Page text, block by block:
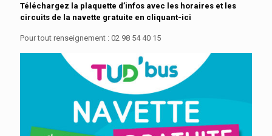
Téléchargez la plaquette d’infos avec les horaires et les
circuits de la navette gratuite en cliquant-ici
Pour tout renseignement : 02 98 54 40 15